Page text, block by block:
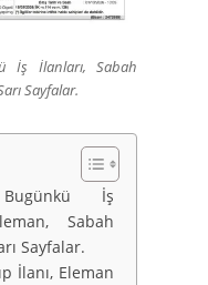
İş İlanları, Sabah
Sayfalar.
Bugünkü İş
Sabah
Sayfalar.
İlanı, Eleman